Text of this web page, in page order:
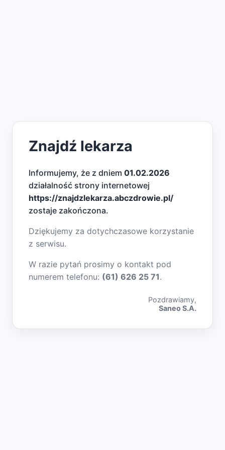
Znajdź lekarza
Informujemy, że z dniem 01.02.2026
działalność strony internetowej
https://znajdzlekarza.abczdrowie.pl/
zostaje zakończona.
Dziękujemy za dotychczasowe korzystanie
z serwisu.
W razie pytań prosimy o kontakt pod
numerem telefonu: (61) 626 25 71.
Pozdrawiamy,
Saneo S.A.